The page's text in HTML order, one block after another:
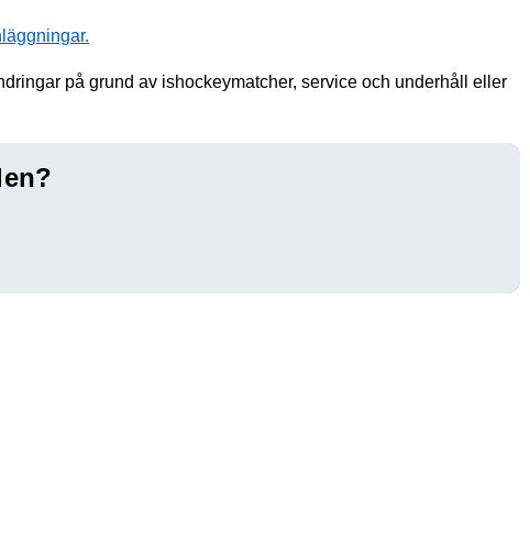
på grund av ishockeymatcher, service och underhåll eller